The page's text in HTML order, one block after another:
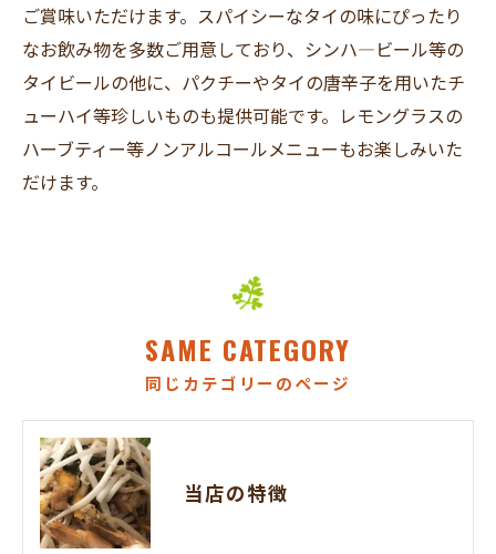
ご賞味いただけます。スパイシーなタイの味にぴったり
なお飲み物を多数ご用意しており、シンハ―ビール等の
タイビールの他に、パクチーやタイの唐辛子を用いたチ
ューハイ等珍しいものも提供可能です。レモングラスの
ハーブティー等ノンアルコールメニューもお楽しみいた
だけます。
同じカテゴリーのページ
SAME CATEGORY
当店の特徴